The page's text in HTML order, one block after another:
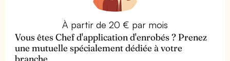
À partir de 20 € par mois
Vous êtes Chef d'application d'enrobés ? Prenez
une mutuelle spécialement dédiée à votre
branche